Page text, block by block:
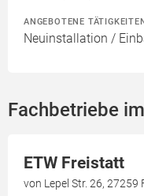
ANGEBOTENE
Neuinstallation /
Fachbetriebe
ETW Freistatt
von Lepel Str. 26,